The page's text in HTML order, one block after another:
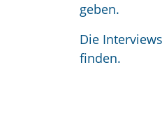
geben.
Die
finden.